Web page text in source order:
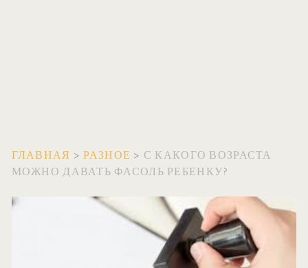
ГЛАВНАЯ >РАЗНОЕ > С КАКОГО ВОЗРАСТА
МОЖНО ДАВАТЬ ФАСОЛЬ РЕБЕНКУ?